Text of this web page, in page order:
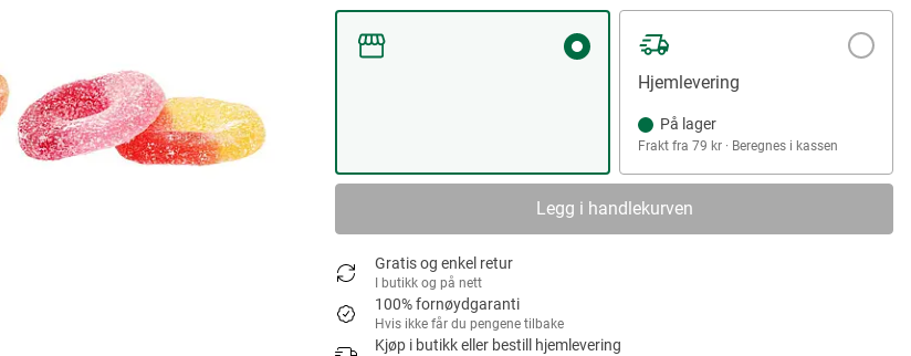
Hjemlevering
På lager
Frakt fra 79 kr · Beregnes i kassen
Legg i handlekurven
Gratis og enkel retur
I butikk og på nett
100% fornøydgaranti
Hvis ikke får du pengene tilbake
Kjøp i butikk eller bestill hjemlevering